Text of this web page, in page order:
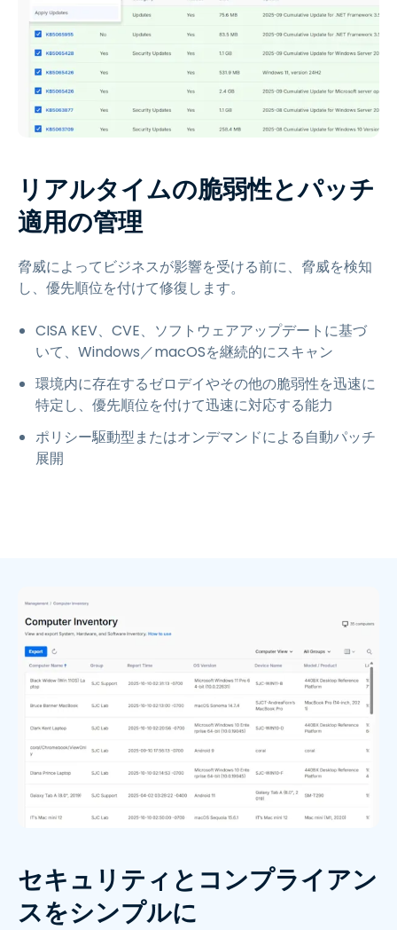
リアルタイムの脆弱性とパッチ
適用の管理
脅威によってビジネスが影響を受ける前に、脅威を検知
し、優先順位を付けて修復します。
CISA KEV、CVE、ソフトウェアアップデートに基づ
いて、Windows／macOSを継続的にスキャン
環境内に存在するゼロデイやその他の脆弱性を迅速に
特定し、優先順位を付けて迅速に対応する能力
ポリシー駆動型またはオンデマンドによる自動パッチ
展開
セキュリティとコンプライアン
スをシンプルに